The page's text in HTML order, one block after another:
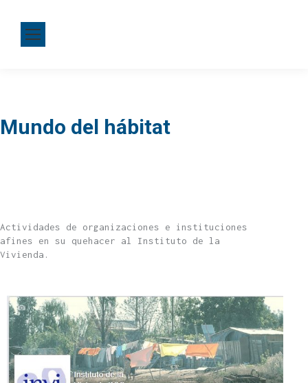
Mundo del hábitat
Actividades de organizaciones e instituciones
afines en su quehacer al Instituto de la
Vivienda.